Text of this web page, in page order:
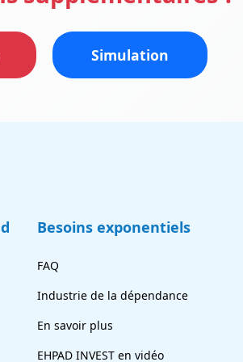
Simulation
Besoins exponentiels
FAQ
Industrie de la dépendance
En savoir plus
EHPAD INVEST en vidéo